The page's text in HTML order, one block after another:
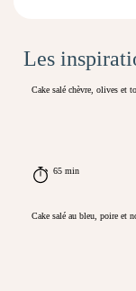
Les
Cake salé chèvre, olives et
65 min
Cake salé au bleu, poire et